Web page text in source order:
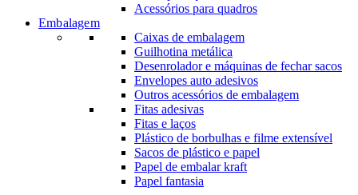
Acessórios para quadros
Embalagem
Caixas de embalagem
Guilhotina metálica
Desenrolador e máquinas de fechar sacos
Envelopes auto adesivos
Outros acessórios de embalagem
Fitas adesivas
Fitas e laços
Plástico de borbulhas e filme extensível
Sacos de plástico e papel
Papel de embalar kraft
Papel fantasia